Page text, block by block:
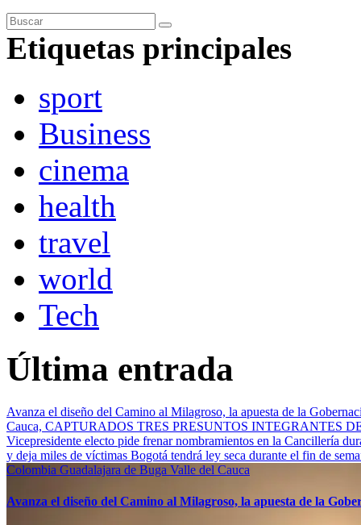
Etiquetas principales
sport
Business
cinema
health
travel
world
Tech
Última entrada
Avanza el diseño del Camino al Milagroso, la apuesta de la
Cauca, CAPTURADOS TRES PRESUNTOS INTEGRANTES
Vicepresidente electo pide frenar nombramientos en la Cancillería
y deja miles de víctimas Bogotá tendrá ley seca durante el fin de
Colombia Guadalajara de Buga Valle del Cauca
Avanza el diseño del Camino al Milagroso, la apuesta de la